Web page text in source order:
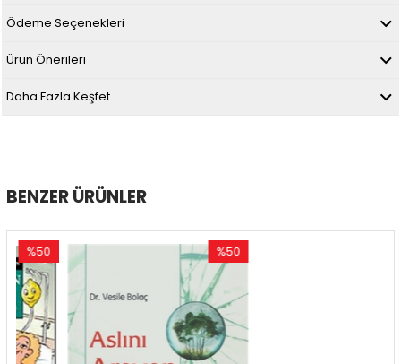
Ödeme Seçenekleri
Ürün Önerileri
Daha Fazla Keşfet
BENZER ÜRÜNLER
%50
İndirim
%50İndirim